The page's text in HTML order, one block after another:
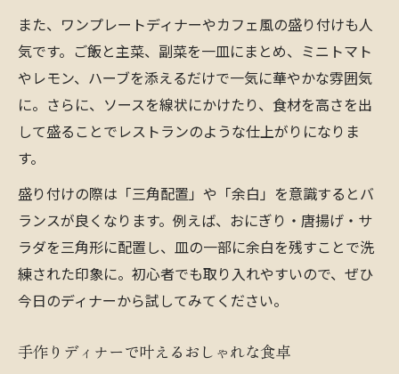
また、ワンプレートディナーやカフェ風の盛り付けも人
気です。ご飯と主菜、副菜を一皿にまとめ、ミニトマト
やレモン、ハーブを添えるだけで一気に華やかな雰囲気
に。さらに、ソースを線状にかけたり、食材を高さを出
して盛ることでレストランのような仕上がりになりま
す。
盛り付けの際は「三角配置」や「余白」を意識するとバ
ランスが良くなります。例えば、おにぎり・唐揚げ・サ
ラダを三角形に配置し、皿の一部に余白を残すことで洗
練された印象に。初心者でも取り入れやすいので、ぜひ
今日のディナーから試してみてください。
手作りディナーで叶えるおしゃれな食卓